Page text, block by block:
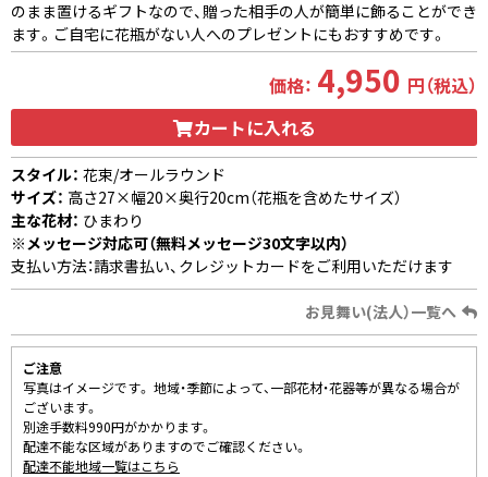
のまま置けるギフトなので、贈った相手の人が簡単に飾ることができ
ます。ご自宅に花瓶がない人へのプレゼントにもおすすめです。
価格： 4,950 円（税込）
カートに入れる
スタイル： 花束/オールラウンド
サイズ： 高さ27×幅20×奥行20cm（花瓶を含めたサイズ）
主な花材： ひまわり
※メッセージ対応可（無料メッセージ30文字以内）
支払い方法：請求書払い、クレジットカードをご利用いただけます
お見舞い(法人）一覧へ
ご注意
写真はイメージです。 地域・季節によって、一部花材・花器等が異なる場合が
ございます。
別途手数料990円がかかります。
配達不能な区域がありますのでご確認ください。
配達不能地域一覧はこちら